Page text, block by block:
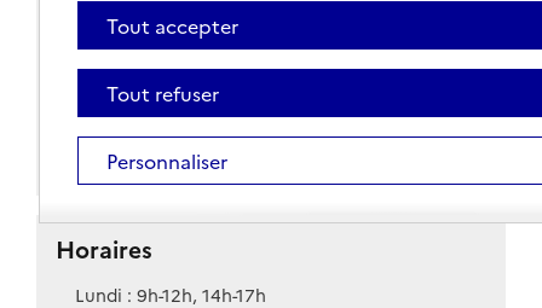
Voir itinéraire
05 65 72 29 19
Contact
Site internet
Horaires
Lundi : 9h-12h, 14h-17h
Tout accepter
Tout refuser
Personnaliser